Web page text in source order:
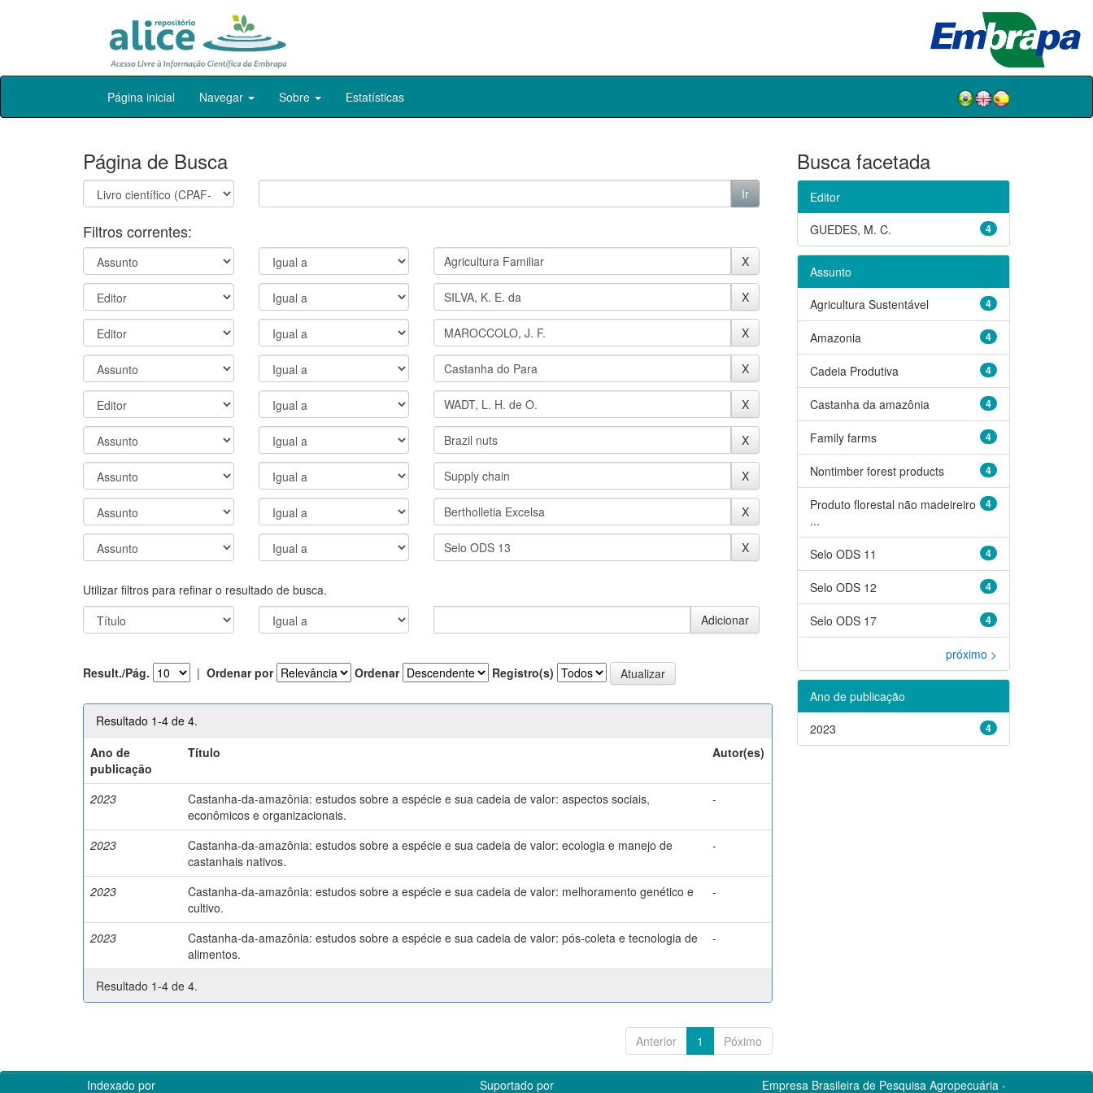
Skip
Página inicial Navegar Sobre Estatísticas
Página de Busca
Filtros correntes:
Utilizar filtros para refinar o resultado de busca.
Result./Pág. | Ordenar por Ordenar Registro(s)
Resultado 1-4 de 4.
Ano de
publicação
Título Autor(es)
2023
Castanha-da-amazônia: estudos sobre a espécie e sua cadeia de valor: aspectos sociais,
econômicos e organizacionais.
-
2023
Castanha-da-amazônia: estudos sobre a espécie e sua cadeia de valor: ecologia e manejo de
castanhais nativos.
-
2023
Castanha-da-amazônia: estudos sobre a espécie e sua cadeia de valor: melhoramento genético e
cultivo.
-
2023
Castanha-da-amazônia: estudos sobre a espécie e sua cadeia de valor: pós-coleta e tecnologia de
alimentos.
-
Resultado 1-4 de 4.
Anterior 1 Póximo
Busca facetada
Editor
4
GUEDES, M. C.
Assunto
4
Agricultura Sustentável
4
Amazonia
4
Cadeia Produtiva
4
Castanha da amazônia
4
Family farms
4
Nontimber forest products
4
Produto florestal não madeireiro
...
4
Selo ODS 11
4
Selo ODS 12
4
Selo ODS 17
próximo >
Ano de publicação
4
2023
Indexado por Suportado por
Empresa Brasileira de Pesquisa Agropecuária -